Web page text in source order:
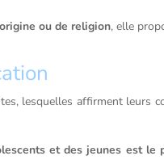
ou de religion, elle
lesquelles affirment leurs
et des jeunes est le